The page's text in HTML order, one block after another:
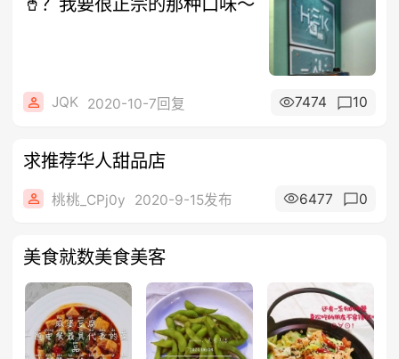
JQK 2020-10-7回复 7474 10
求推荐华人甜品店
桃桃_CPj0y 2020-9-15发布 6477 0
美食就数美食美客